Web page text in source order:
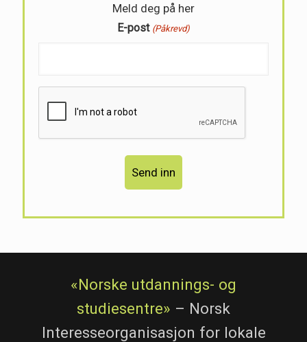
Meld deg på her
E-post (Påkrevd)
«Norske utdannings- og
studiesentre» – Norsk
Interesseorganisasjon for lokale